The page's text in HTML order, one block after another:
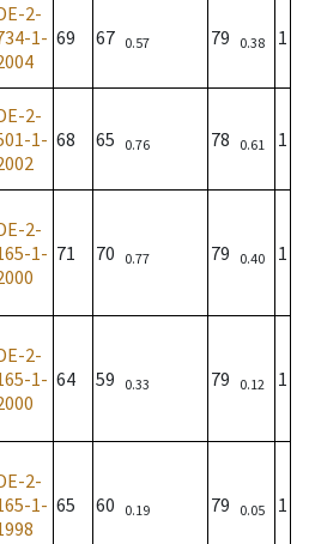
2-
1- 69 67 0.57 79 0.38 1
2-
1- 68 65 0.76 78 0.61 1
2-
1- 71 70 0.77 79 0.40 1
2-
1- 64 59 0.33 79 0.12 1
2-
1- 65 60 0.19 79 0.05 1